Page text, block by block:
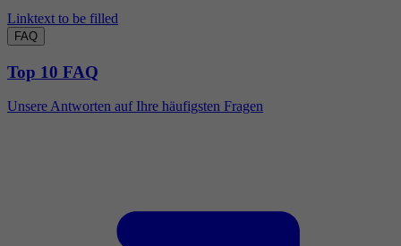
Linktext to be filled
FAQ
Top 10 FAQ
Unsere Antworten auf Ihre häufigsten Fragen